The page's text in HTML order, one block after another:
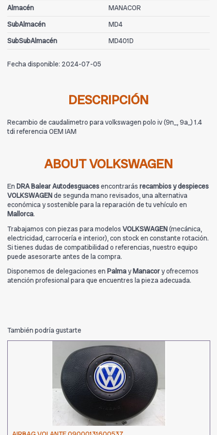
Almacén
MANACOR
SubAlmacén
MD4
SubSubAlmacén
MD401D
Fecha disponible: 2024-07-05
DESCRIPCIÓN
Recambio de caudalimetro para volkswagen polo iv (9n_, 9a_) 1.4
tdi referencia OEM IAM
ABOUT VOLKSWAGEN
En DRA Balear Autodesguacesencontrarás recambios y despieces
VOLKSWAGENde segunda mano revisados, una alternativa
económica y sostenible para la reparación de tu vehículo en
Mallorca.
Trabajamos con piezas para modelos VOLKSWAGEN(mecánica,
electricidad, carrocería e interior), con stock en constante rotación.
Si tienes dudas de compatibilidad o referencias, nuestro equipo
puede asesorarte antes de la compra.
Disponemos de delegaciones en PalmayManacory ofrecemos
atención profesional para que encuentres la pieza adecuada.
También podría gustarte